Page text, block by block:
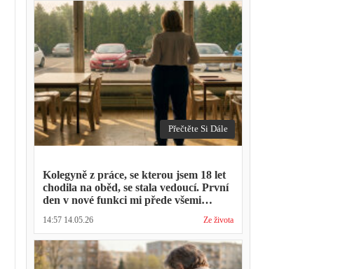
Přečtěte Si Dále
Kolegyně z práce, se kterou jsem 18 let
chodila na oběd, se stala vedoucí. První
den v nové funkci mi přede všemi
Přestávka trvala stejně jako vždycky
14:57 14.05.26 Ze života